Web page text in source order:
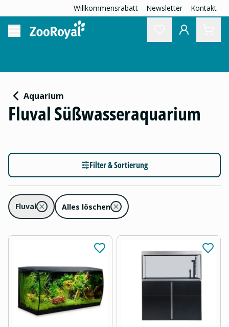
Willkommensrabatt Newsletter Kontakt
Aquarium
Fluval Süßwasseraquarium
Filter & Sortierung
Fluval Alles löschen